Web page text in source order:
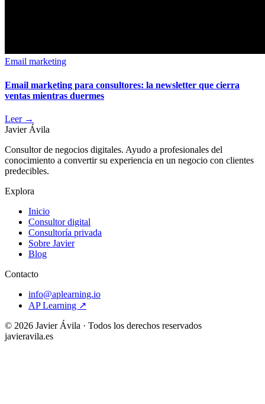
Email marketing
Email marketing para consultores: la newsletter que cierra
ventas mientras duermes
Leer →
Javier Ávila
Consultor de negocios digitales. Ayudo a profesionales del
conocimiento a convertir su experiencia en un negocio con clientes
predecibles.
Explora
Inicio
Consultor digital
Consultoría privada
Sobre Javier
Blog
Contacto
info@aplearning.io
AP Learning ↗
© 2026 Javier Ávila · Todos los derechos reservados
javieravila.es